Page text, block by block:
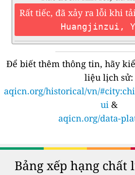
Rất tiếc, đã xảy ra lỗi khi
Huangjinzui,
Để biết thêm thông tin, hãy
liệu lịch sử:
aqicn.org/historical/vn/
ui&
aqicn.org/data-
Bảng xếp hạng chất